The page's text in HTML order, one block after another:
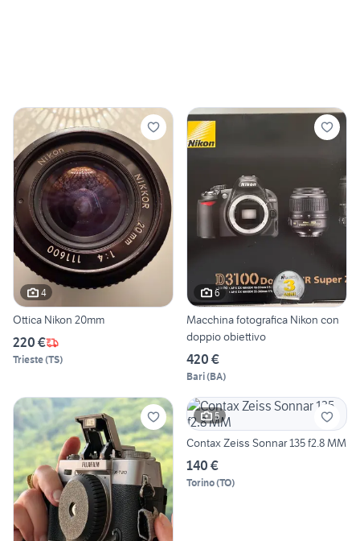
4
Ottica Nikon 20mm
220 €
Trieste(TS)
6
Macchina fotografica Nikon con
doppio obiettivo
420 €
Bari(BA)
5
Contax Zeiss Sonnar 135 f2.8 MM
140 €
Torino(TO)